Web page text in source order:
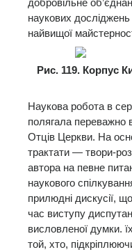
добровільне
наукових досліджень
найвищої
Рис. 119. Корпус
Наукова робота в
полягала переважно в
Отців Церкви. На
трактати — твори-
автора на певне
наукового
прилюдні дискусії,
час виступу
висловленої думки.
той, хто,